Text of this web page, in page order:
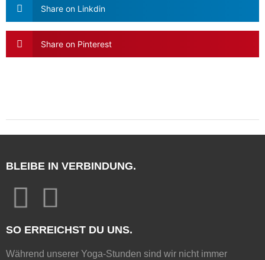
Share on Linkdin
Share on Pinterest
BLEIBE IN VERBINDUNG.
SO ERREICHST DU UNS.
Während unserer Yoga-Stunden sind wir nicht immer